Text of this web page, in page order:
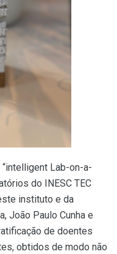
Lab-on-a-
do INESC TEC
instituto e da
João Paulo Cunha e
de doentes
obtidos de modo não